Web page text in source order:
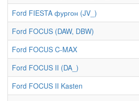
Ford FIESTA фургон (JV_)
Ford FOCUS (DAW, DBW)
Ford FOCUS C-MAX
Ford FOCUS II (DA_)
Ford FOCUS II Kasten